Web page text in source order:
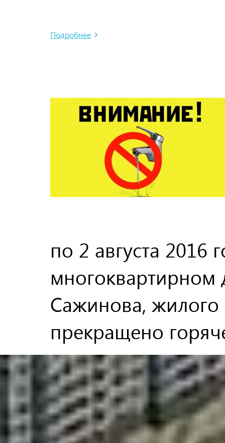
Подробнее
по 2 августа 2016
Сажинова, жилого
прекращено